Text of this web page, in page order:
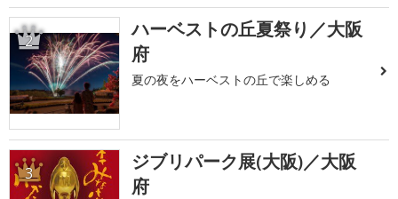
2
ハーベストの丘夏祭り／大阪
府
夏の夜をハーベストの丘で楽しめる
3
ジブリパーク展(大阪)／大阪
府